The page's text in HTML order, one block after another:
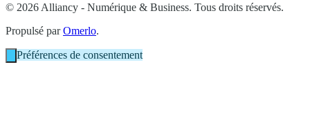
© 2026 Alliancy - Numérique & Business. Tous droits réservés.
Propulsé parOmerlo.
Préférences de consentement